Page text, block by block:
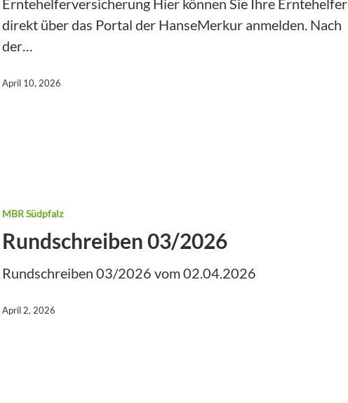
Zuerwerb & Einkommen
direkt über das Portal der HanseMerkur anmelden. Nach
der…
April 10, 2026
MBR Südpfalz
Rundschreiben 03/2026
Rundschreiben 03/2026 vom 02.04.2026
April 2, 2026